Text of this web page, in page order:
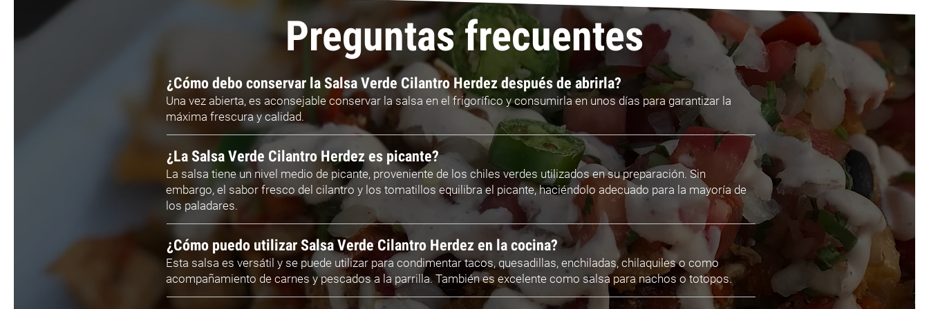
Preguntas frecuentes
¿Cómo debo conservar la Salsa Verde Cilantro Herdez después de abrirla?
Una vez abierta, es aconsejable conservar la salsa en el frigorífico y consumirla en unos días para garantizar la
máxima frescura y calidad.
¿La Salsa Verde Cilantro Herdez es picante?
La salsa tiene un nivel medio de picante, proveniente de los chiles verdes utilizados en su preparación. Sin
embargo, el sabor fresco del cilantro y los tomatillos equilibra el picante, haciéndolo adecuado para la mayoría de
los paladares.
¿Cómo puedo utilizar Salsa Verde Cilantro Herdez en la cocina?
Esta salsa es versátil y se puede utilizar para condimentar tacos, quesadillas, enchiladas, chilaquiles o como
acompañamiento de carnes y pescados a la parrilla. También es excelente como salsa para nachos o totopos.